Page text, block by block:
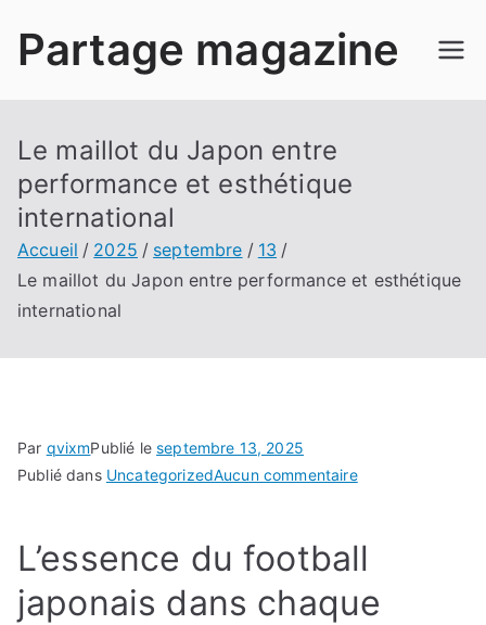
Partage magazine
Le maillot du Japon entre
performance et esthétique
international
Accueil 2025 septembre
13
Le maillot du Japon entre performance et esthétique
international
Par qvixmPublié leseptembre 13, 2025
Publié dans UncategorizedAucun commentairesur
entre
L’essence du football
japonais dans chaque